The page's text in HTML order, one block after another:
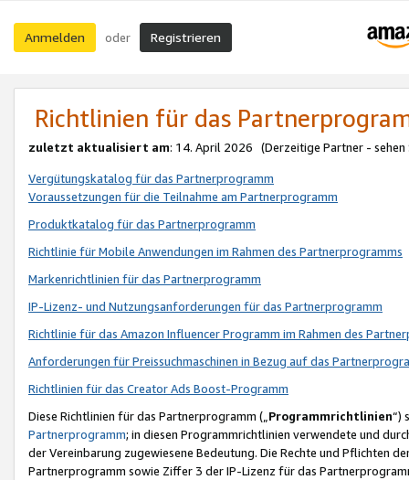
Anmelden oder Registrieren
Richtlinien für das
zuletzt aktualisiert am: 14. April 2026 (Derzeitige Partner - sehen
Vergütungskatalog für das Partnerprogramm
Voraussetzungen für die Teilnahme am Partnerprogramm
Produktkatalog für das Partnerprogramm
Richtlinie für Mobile Anwendungen im Rahmen des Partnerprogramms
Markenrichtlinien für das Partnerprogramm
IP-Lizenz- und Nutzungsanforderungen für das Partnerprogramm
Richtlinie für das Amazon Influencer Programm im Rahmen des
Anforderungen für Preissuchmaschinen in Bezug auf das
Richtlinien für das Creator Ads Boost-Programm
Diese Richtlinien für das Partnerprogramm („Programmrichtlinien“)
Partnerprogramm; in diesen Programmrichtlinien verwendete und
der Vereinbarung zugewiesene Bedeutung. Die Rechte und Pflichten
Partnerprogramm sowie Ziffer 3 der IP-Lizenz für das